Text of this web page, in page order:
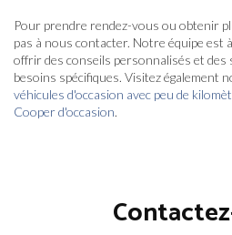
Pour prendre rendez-vous ou obtenir
pas à nous contacter. Notre équipe
offrir des conseils personnalisés et des
besoins spécifiques. Visitez également
véhicules d'occasion avec peu de
Cooper d'occasion.